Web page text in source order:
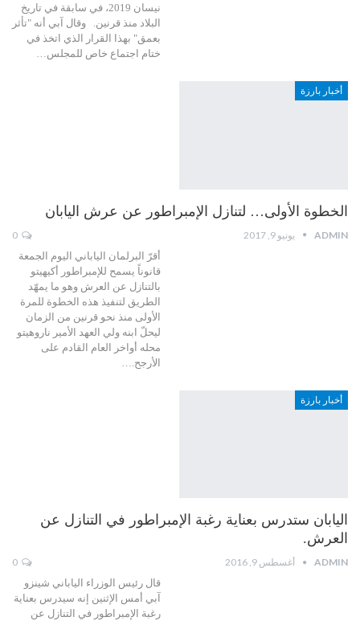
نيسان 2019، في سابقة في تاريخ
البلاد منذ قرنين. وقال آبي أنه "تأثر
بعمق" بهذا القرار الذي اتخذ في
ختام اجتماع خاص للمجلس…
أخبار بارزة
الخطوة الأولى… لتنازل الإمبراطور عن عرش اليابان
ADMIN يونيو 9, 2017
أقرّ البرلمان الياباني اليوم الجمعة
قانوناً يسمح للإمبراطور أكيهيتو
بالتنازل عن العرش وهو ما يمهّد
الطريق لتنفيذ هذه الخطوة للمرة
الأولى منذ نحو قرنين من الزمان
ليحلّ ابنه ولي العهد الأمير ناروهيتو
محله أواخر العام القادم على
الأرجح.…
أخبار بارزة
اليابان ستدرس بعناية رغبة الإمبراطور في التنازل عن
العرش.
ADMIN أغسطس 9, 2016
قال رئيس الوزراء الياباني شينزو
آبي أمس الإثنين إنه سيدرس بعناية
رغبة الإمبراطور في التنازل عن